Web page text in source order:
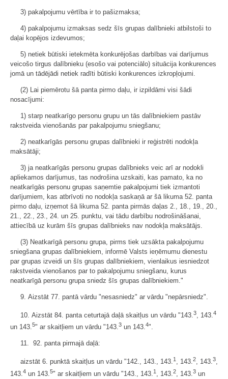
3) pakalpojumu vērtība ir to pašizmaksa;
4) pakalpojumu izmaksas sedz šīs grupas dalībnieki atbilstoši to
daļai kopējos izdevumos;
5) netiek būtiski ietekmēta konkurējošas darbības vai darījumus
veicošo tirgus dalībnieku (esošo vai potenciālo) situācija konkurences
jomā un tādējādi netiek radīti būtiski konkurences izkropļojumi.
(2) Lai piemērotu šā panta pirmo daļu, ir izpildāmi visi šādi
nosacījumi:
1) starp neatkarīgo personu grupu un tās dalībniekiem pastāv
rakstveida vienošanās par pakalpojumu sniegšanu;
2) neatkarīgās personu grupas dalībnieki ir reģistrēti nodokļa
maksātāji;
3) ja neatkarīgās personu grupas dalībnieks veic arī ar nodokli
apliekamos darījumus, tas nodrošina uzskaiti, kas pamato, ka no
neatkarīgās personu grupas saņemtie pakalpojumi tiek izmantoti
darījumiem, kas atbrīvoti no nodokļa saskaņā ar šā likuma 52. panta
pirmo daļu, izņemot šā likuma 52. panta pirmās daļas 2., 18., 19., 20.,
21., 22., 23., 24. un 25. punktu, vai tādu darbību nodrošināšanai,
attiecībā uz kurām šīs grupas dalībnieks nav nodokļa maksātājs.
(3) Neatkarīgā personu grupa, pirms tiek uzsākta pakalpojumu
sniegšana grupas dalībniekiem, informē Valsts ieņēmumu dienestu
par grupas izveidi un šīs grupas dalībniekiem, vienlaikus iesniedzot
rakstveida vienošanos par to pakalpojumu sniegšanu, kurus
neatkarīgā personu grupa sniedz šīs grupas dalībniekiem."
9. Aizstāt 77. pantā vārdu "nesasniedz" ar vārdu "nepārsniedz".
10. Aizstāt 84. panta ceturtajā daļā skaitļus un vārdu "143. 3 , 143. 4
un 143.5" ar skaitļiem un vārdu "143.3 un 143.4".
11. 92. panta pirmajā daļā:
aizstāt 6. punktā skaitļus un vārdu "142., 143., 143.1 , 143.2, 143.3,
143. 4 un 143. 5" ar skaitļiem un vārdu "143., 143. 1 , 143. 2 , 143. 3 un